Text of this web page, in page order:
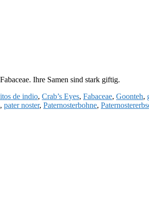
Ihre Samen sind stark giftig.
de indio, Crab’s Eyes, Fabaceae, Goonteh,
, pater noster, Paternosterbohne,